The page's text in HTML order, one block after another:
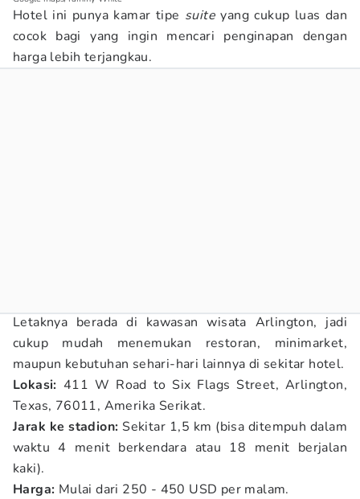
Hotel ini punya kamar tipe suiteyang cukup luas dan
cocok bagi yang ingin mencari penginapan dengan
harga lebih terjangkau.
Letaknya berada di kawasan wisata Arlington, jadi
cukup mudah menemukan restoran, minimarket,
maupun kebutuhan sehari-hari lainnya di sekitar hotel.
Lokasi: 411 W Road to Six Flags Street, Arlington,
Texas, 76011, Amerika Serikat.
Jarak ke stadion: Sekitar 1,5 km (bisa ditempuh dalam
waktu 4 menit berkendara atau 18 menit berjalan
kaki).
Harga: Mulai dari 250 - 450 USD per malam.